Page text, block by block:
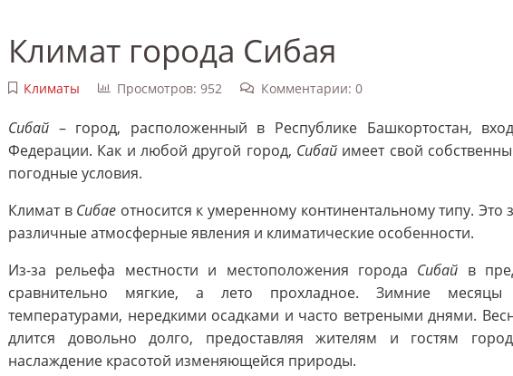
Климат города Сибая
Климаты Просмотров: 952 Комментарии: 0
Сибай – город, расположенный в Республике Башкортостан,
Федерации. Как и любой другой город, Сибай имеет свой
погодные условия.
Климат в Сибае относится к умеренному континентальному типу. Это
различные атмосферные явления и климатические особенности.
Из-за рельефа местности и местоположения города Сибай в
сравнительно мягкие, а лето прохладное. Зимние месяцы
температурами, нередкими осадками и часто ветреными днями.
длится довольно долго, предоставляя жителям и гостям
наслаждение красотой изменяющейся природы.